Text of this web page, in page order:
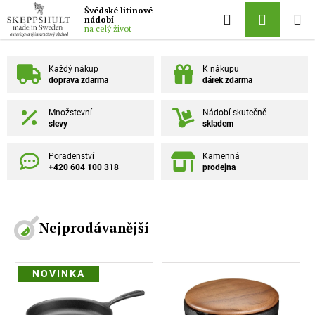
Přejít na obsah
Švédské litinové
nádobí
na celý život
Hledat
Každý nákup
doprava zdarma
K nákupu
dárek zdarma
Množstevní
slevy
Nádobí skutečně
skladem
Poradenství
+420 604 100 318
Kamenná
prodejna
Nejprodávanější
NOVINKA